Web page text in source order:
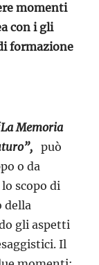
momenti
con i gli
formazione
Memoria
può
o da
scopo di
della
gli aspetti
Il